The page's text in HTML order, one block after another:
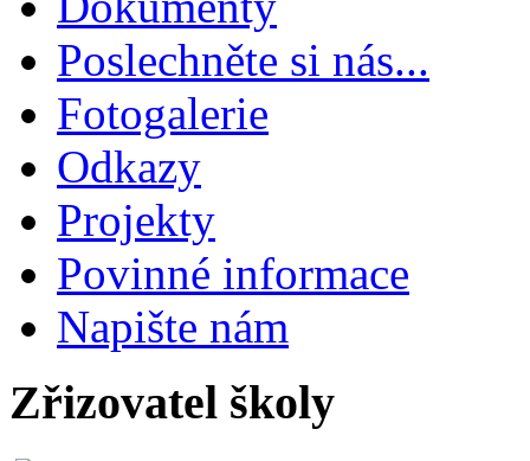
Poslechněte si nás...
Fotogalerie
Odkazy
Projekty
Povinné informace
Napište nám
Zřizovatel školy